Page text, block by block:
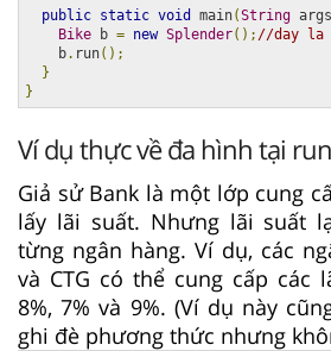
public static void main(String args
Bike b = new Splender(); //day la
    b
. run();
}
}
Ví dụ thực về đa hình tại
Giả sử Bank là một lớp cung
lấy lãi suất. Nhưng lãi suất
từng ngân hàng. Ví dụ, các
và CTG có thể cung cấp các
8%, 7% và 9%. (Ví dụ này
ghi đè phương thức nhưng